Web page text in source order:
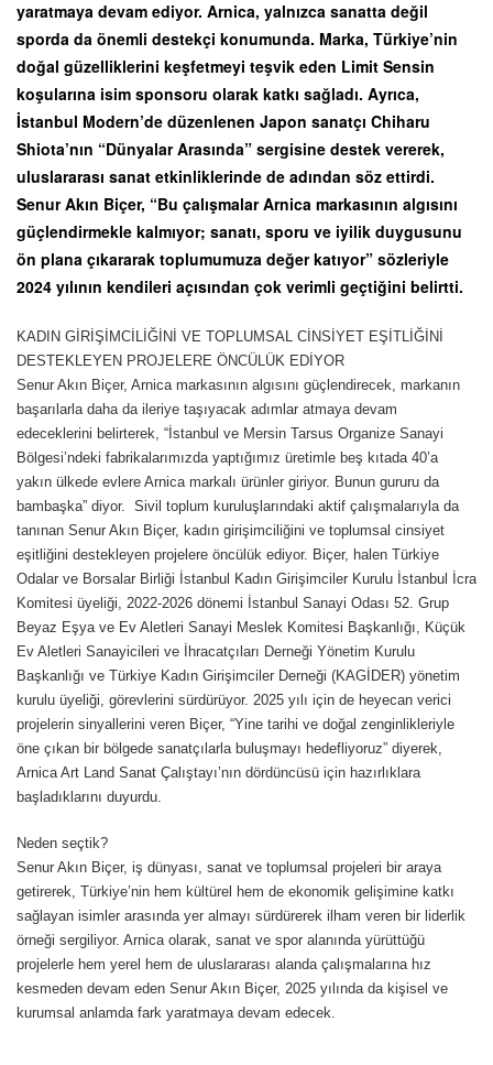
yaratmaya devam ediyor. Arnica, yalnızca sanatta değil
sporda da önemli destekçi konumunda. Marka, Türkiye’nin
doğal güzelliklerini keşfetmeyi teşvik eden Limit Sensin
koşularına isim sponsoru olarak katkı sağladı. Ayrıca,
İstanbul Modern’de düzenlenen Japon sanatçı Chiharu
Shiota’nın “Dünyalar Arasında” sergisine destek vererek,
uluslararası sanat etkinliklerinde de adından söz ettirdi.
Senur Akın Biçer, “Bu çalışmalar Arnica markasının algısını
güçlendirmekle kalmıyor; sanatı, sporu ve iyilik duygusunu
ön plana çıkararak toplumumuza değer katıyor” sözleriyle
2024 yılının kendileri açısından çok verimli geçtiğini belirtti.
KADIN GİRİŞİMCİLİĞİNİ VE TOPLUMSAL CİNSİYET EŞİTLİĞİNİ
DESTEKLEYEN PROJELERE ÖNCÜLÜK EDİYOR
Senur Akın Biçer, Arnica markasının algısını güçlendirecek, markanın
başarılarla daha da ileriye taşıyacak adımlar atmaya devam
edeceklerini belirterek, “İstanbul ve Mersin Tarsus Organize Sanayi
Bölgesi’ndeki fabrikalarımızda yaptığımız üretimle beş kıtada 40’a
yakın ülkede evlere Arnica markalı ürünler giriyor. Bunun gururu da
bambaşka” diyor. Sivil toplum kuruluşlarındaki aktif çalışmalarıyla da
tanınan Senur Akın Biçer, kadın girişimciliğini ve toplumsal cinsiyet
eşitliğini destekleyen projelere öncülük ediyor. Biçer, halen Türkiye
Odalar ve Borsalar Birliği İstanbul Kadın Girişimciler Kurulu İstanbul İcra
Komitesi üyeliği, 2022-2026 dönemi İstanbul Sanayi Odası 52. Grup
Beyaz Eşya ve Ev Aletleri Sanayi Meslek Komitesi Başkanlığı, Küçük
Ev Aletleri Sanayicileri ve İhracatçıları Derneği Yönetim Kurulu
Başkanlığı ve Türkiye Kadın Girişimciler Derneği (KAGİDER) yönetim
kurulu üyeliği, görevlerini sürdürüyor. 2025 yılı için de heyecan verici
projelerin sinyallerini veren Biçer, “Yine tarihi ve doğal zenginlikleriyle
öne çıkan bir bölgede sanatçılarla buluşmayı hedefliyoruz” diyerek,
Arnica Art Land Sanat Çalıştayı’nın dördüncüsü için hazırlıklara
başladıklarını duyurdu.
Neden seçtik?
Senur Akın Biçer, iş dünyası, sanat ve toplumsal projeleri bir araya
getirerek, Türkiye’nin hem kültürel hem de ekonomik gelişimine katkı
sağlayan isimler arasında yer almayı sürdürerek ilham veren bir liderlik
örneği sergiliyor. Arnica olarak, sanat ve spor alanında yürüttüğü
projelerle hem yerel hem de uluslararası alanda çalışmalarına hız
kesmeden devam eden Senur Akın Biçer, 2025 yılında da kişisel ve
kurumsal anlamda fark yaratmaya devam edecek.